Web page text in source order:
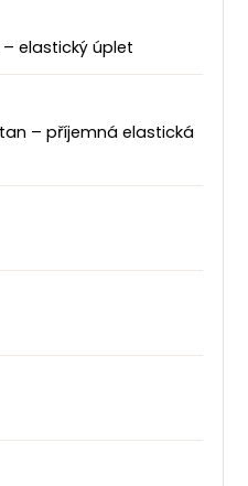
elastický úplet
– příjemná elastická